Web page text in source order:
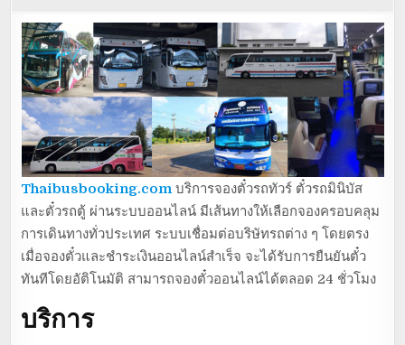
Thaibusbooking.com บริการจองตั๋วรถทัวร์ ตั๋วรถมินิบัส
และตั๋วรถตู้ ผ่านระบบออนไลน์ มีเส้นทางให้เลือกจองครอบคลุม
การเดินทางทั่วประเทศ ระบบเชื่อมต่อบริษัทรถต่าง ๆ โดยตรง
เมื่อจองตั๋วและชำระเงินออนไลน์สำเร็จ จะได้รับการยืนยันตั๋ว
ทันทีโดยอัติโนมัติ สามารถจองตั๋วออนไลน์ได้ตลอด 24 ชั่วโมง
บริการ